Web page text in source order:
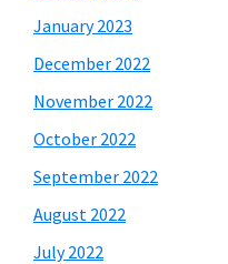
January 2023
December 2022
November 2022
October 2022
September 2022
August 2022
July 2022